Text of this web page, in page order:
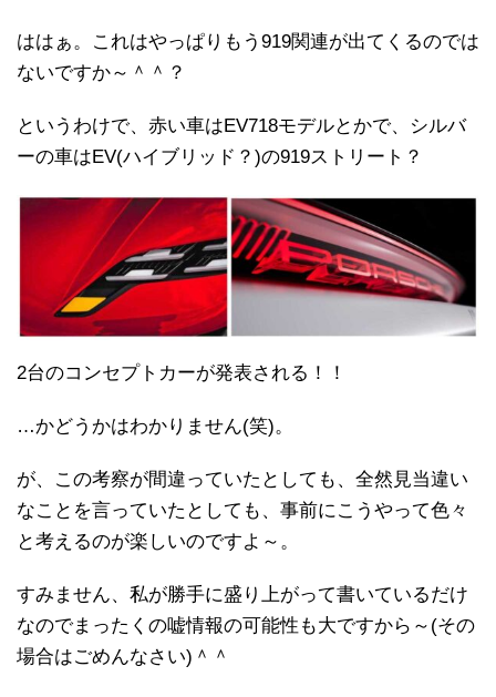
ははぁ。これはやっぱりもう919関連が出てくるのでは
ないですか～＾＾？
というわけで、赤い車はEV718モデルとかで、シルバ
ーの車はEV(ハイブリッド？)の919ストリート？
2台のコンセプトカーが発表される！！
…かどうかはわかりません(笑)。
が、この考察が間違っていたとしても、全然見当違い
なことを言っていたとしても、事前にこうやって色々
と考えるのが楽しいのですよ～。
すみません、私が勝手に盛り上がって書いているだけ
なのでまったくの嘘情報の可能性も大ですから～(その
場合はごめんなさい)＾＾